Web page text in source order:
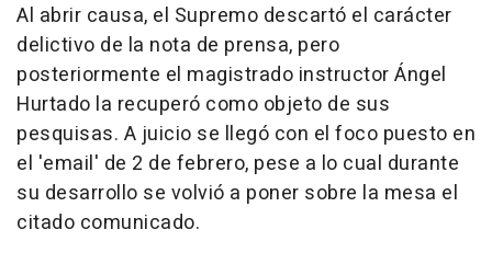
Al abrir causa, el Supremo descartó el carácter
delictivo de la nota de prensa, pero
posteriormente el magistrado instructor Ángel
Hurtado la recuperó como objeto de sus
pesquisas. A juicio se llegó con el foco puesto en
el 'email' de 2 de febrero, pese a lo cual durante
su desarrollo se volvió a poner sobre la mesa el
citado comunicado.